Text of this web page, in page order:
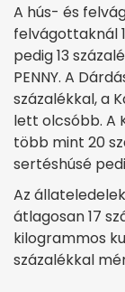
A hús- és
felvágottaknál
pedig 13
PENNY. A
százalékkal, a
lett olcsóbb. A
több mint 20
sertéshúsé
Az
átlagosan 17
kilogrammos
százalékkal